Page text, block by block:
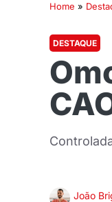
Home »
DESTAQUE
João